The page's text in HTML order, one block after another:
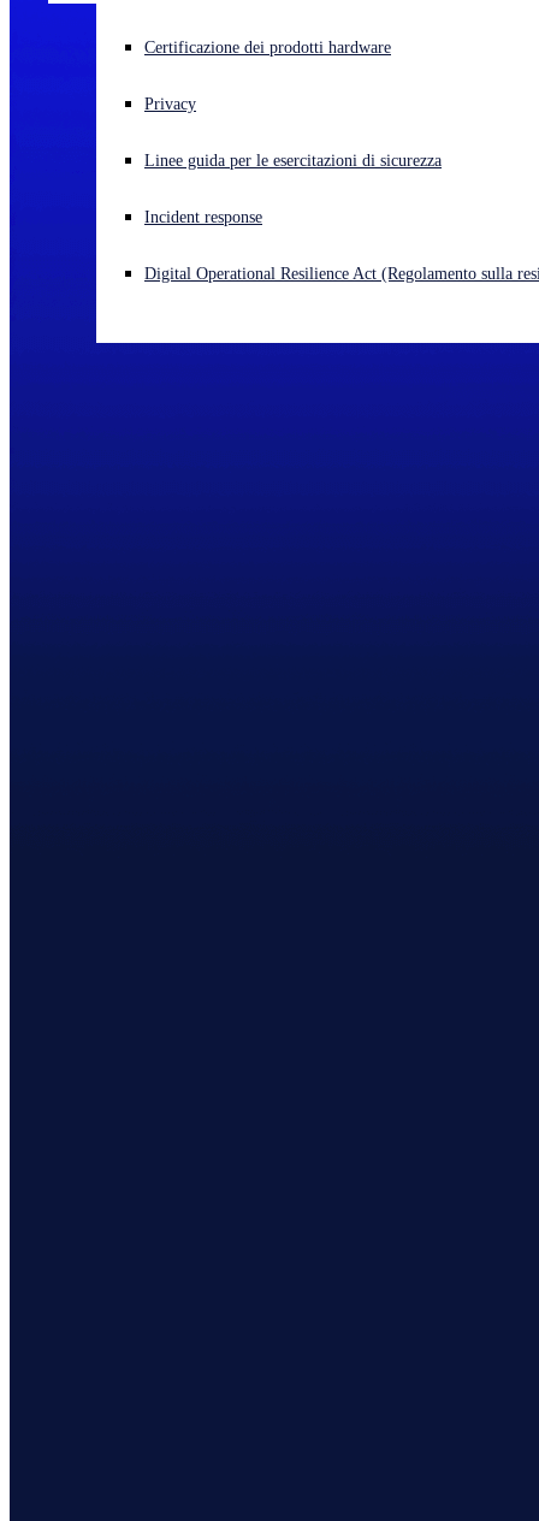
Cyberattacco in corso? Ottieni assistenza immediata
Open language switcher
Certificazione dei prodotti hardware
Privacy
Linee guida per le esercitazioni di sicurezza
Incident response
Digital Operational Resilience Act (Regolamento sulla